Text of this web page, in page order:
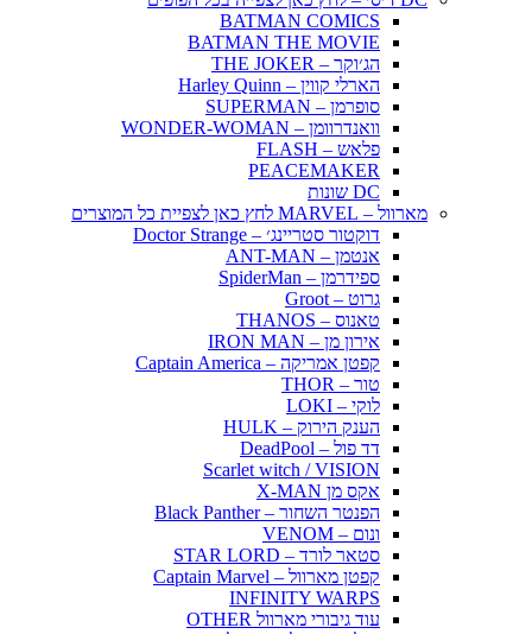
BATMAN COMICS
BATMAN THE MOVIE
הג׳וקר – THE JOKER
הארלי קווין – Harley Quinn
סופרמן – SUPERMAN
וואנדרוומן – WONDER-WOMAN
פלאש – FLASH
PEACEMAKER
DC שונות
מארוול – MARVEL לחץ כאן לצפיית כל המוצרים
דוקטור סטריינג׳ – Doctor Strange
אנטמן – ANT-MAN
ספידרמן – SpiderMan
גרוט – Groot
טאנוס – THANOS
אירון מן – IRON MAN
קפטן אמריקה – Captain America
טור – THOR
לוקי – LOKI
הענק הירוק – HULK
דד פול – DeadPool
Scarlet witch / VISION
אקס מן X-MAN
הפנטר השחור – Black Panther
ונום – VENOM
סטאר לורד – STAR LORD
קפטן מארוול – Captain Marvel
INFINITY WARPS
עוד גיבורי מארוול OTHER